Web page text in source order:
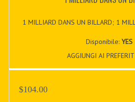
1 MILLIARD DANS UN BILLARD; 1
Disponibile: YES
AGGIUNGI AI
$104.00